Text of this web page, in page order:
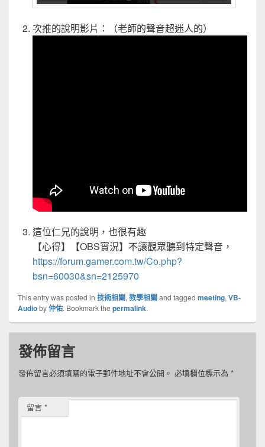
次推的說明影片：（老師的聲音超迷人的）
這位仁兄的說明，也很有趣
【心得】【OBS實況】不讓觀眾聽到特定聲音，
https://forum.gamer.com.tw/Co.php?
bsn=60030&sn=2125970
This entry was posted in 技術相關,教學相關 and tagged meeting,VB-
Audioby仲佑. Bookmark the permalink.
發佈留言
發佈留言必須填寫的電子郵件地址不會公開。 必填欄位標示為 *
留言 *